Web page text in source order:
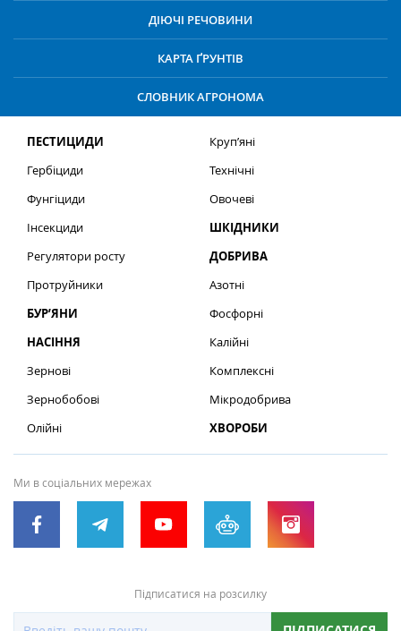
ДІЮЧІ РЕЧОВИНИ
КАРТА ҐРУНТІВ
СЛОВНИК АГРОНОМА
ПЕСТИЦИДИ
Гербіциди
Фунгіциди
Інсекциди
Регулятори росту
Протруйники
БУР’ЯНИ
НАСІННЯ
Зернові
Зернобобові
Олійні
Круп’яні
Технічні
Овочеві
ШКІДНИКИ
ДОБРИВА
Азотні
Фосфорні
Калійні
Комплексні
Мікродобрива
ХВОРОБИ
Ми в соціальних мережах
Підписатися на розсилку